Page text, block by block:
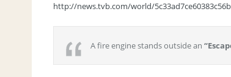
http://news.tvb.com/world/
A fire engine stands outside an